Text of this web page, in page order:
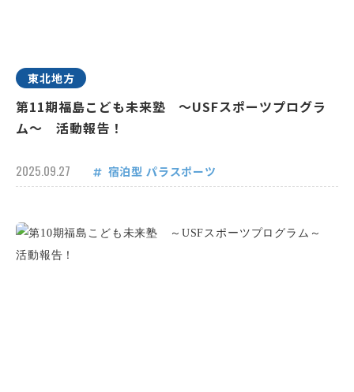
東北地方
第11期福島こども未来塾 ～USFスポーツプログラ
ム～ 活動報告！
2025.09.27 宿泊型 パラスポーツ